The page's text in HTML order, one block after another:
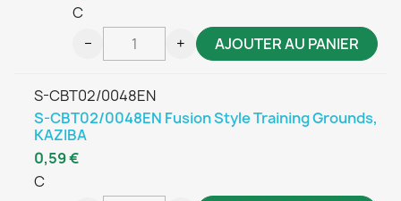
C
− + AJOUTER AU PANIER
S-CBT02/0048EN
S-CBT02/0048EN Fusion Style Training Grounds,
KAZIBA
C
0,59 €